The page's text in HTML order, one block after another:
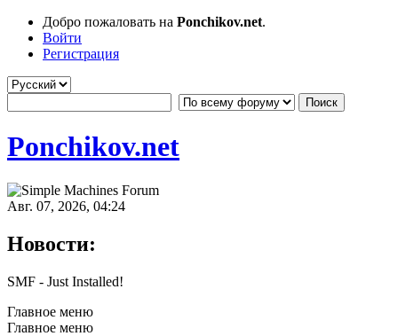
Добро пожаловать на Ponchikov.net.
Войти
Регистрация
Ponchikov.net
Авг. 07, 2026, 04:24
Новости:
SMF - Just Installed!
Главное меню
Главное меню